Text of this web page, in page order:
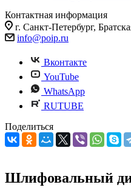
Контактная информация
г. Санкт-Петербург,
info@poip.ru
Вконтакте
YouTube
WhatsApp
RUTUBE
Поделиться
Шлифовальный